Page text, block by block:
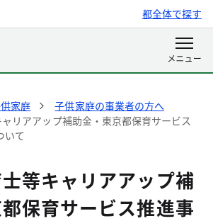
都全体で探す
家庭
子供家庭の事業者の方へ
リアアップ補助金・東京都保育サービス
いて
等キャリアアップ補
保育サービス推進事